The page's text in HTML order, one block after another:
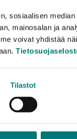
sosiaalisen
mainosalan ja
voivat yhdistää
Tilastot
som frigörs tas